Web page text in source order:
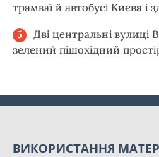
трамваї й автобусі Києва і
Дві центральні
зелений пішохідний
ВИКОРИСТАННЯ